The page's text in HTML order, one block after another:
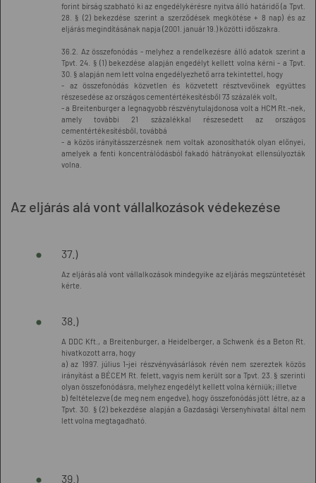
forint bírság szabható ki az engedélykérésre nyitva álló határidő (a Tpvt.
28. § (2) bekezdése szerint a szerződések megkötése + 8 nap) és az
eljárás megindításának napja (2001. január 19.) közötti időszakra.
36.2. Az összefonódás - melyhez a rendelkezésre álló adatok szerint a
Tpvt. 24. § (1) bekezdése alapján engedélyt kellett volna kérni - a Tpvt.
30. § alapján nem lett volna engedélyezhető arra tekintettel, hogy
- az összefonódás közvetlen és közvetett résztvevőinek együttes
részesedése az országos cementértékesítésből 73 százalék volt,
- a Breitenburger a legnagyobb részvénytulajdonosa volt a HCM Rt.-nek,
amely további 21 százalékkal részesedett az országos
cementértékesítésből, továbbá
- a közös irányításszerzésnek nem voltak azonosíthatók olyan előnyei,
amelyek a fenti koncentrálódásból fakadó hátrányokat ellensúlyozták
volna.
Az eljárás alá vont vállalkozások védekezése
37.)
Az eljárás alá vont vállalkozások mindegyike az eljárás megszüntetését
kérte.
38.)
A DDC Kft., a Breitenburger, a Heidelberger, a Schwenk és a Beton Rt.
hivatkozott arra, hogy
a) az 1997. július 1-jei részvényvásárlások révén nem szereztek közös
irányítást a BÉCEM Rt. felett, vagyis nem került sor a Tpvt. 23. § szerinti
olyan összefonódásra, melyhez engedélyt kellett volna kérniük; illetve
b) feltételezve (de meg nem engedve), hogy összefonódás jött létre, az a
Tpvt. 30. § (2) bekezdése alapján a Gazdasági Versenyhivatal által nem
lett volna megtagadható.
39.)